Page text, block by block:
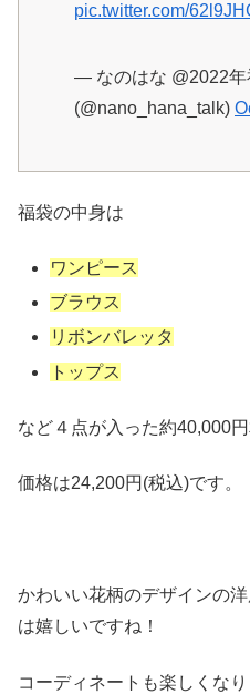
pic.twitter.com/
— なのはな @2022年
(@nano_hana_talk)
福袋の中身は
ワンピース
ブラウス
リボンバレッタ
トップス
など４点が入った約40,000
価格は24,200円(税込)です。
かわいい花柄のデザインの
は嬉しいですね！
コーディネートも楽しくなり